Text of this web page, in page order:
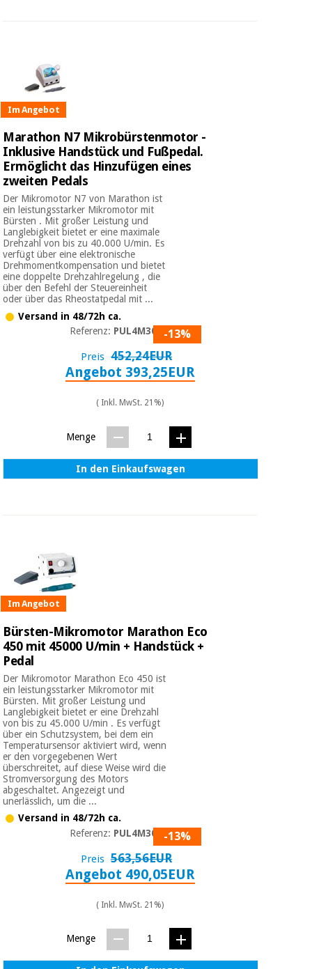
Im Angebot
Marathon N7 Mikrobürstenmotor -
Inklusive Handstück und Fußpedal.
Ermöglicht das Hinzufügen eines
zweiten Pedals
Der Mikromotor N7 von Marathon ist
ein leistungsstarker Mikromotor mit
Bürsten . Mit großer Leistung und
Langlebigkeit bietet er eine maximale
Drehzahl von bis zu 40.000 U/min. Es
verfügt über eine elektronische
Drehmomentkompensation und bietet
eine doppelte Drehzahlregelung , die
über den Befehl der Steuereinheit
oder über das Rheostatpedal mit ...
Versand in 48/72h ca.
Referenz: PUL4M3060-13%
Preis 452,24EUR
Angebot 393,25EUR
( Inkl. MwSt. 21%)
Menge
In den Einkaufswagen
Im Angebot
Bürsten-Mikromotor Marathon Eco
450 mit 45000 U/min + Handstück +
Pedal
Der Mikromotor Marathon Eco 450 ist
ein leistungsstarker Mikromotor mit
Bürsten. Mit großer Leistung und
Langlebigkeit bietet er eine Drehzahl
von bis zu 45.000 U/min . Es verfügt
über ein Schutzsystem, bei dem ein
Temperatursensor aktiviert wird, wenn
er den vorgegebenen Wert
überschreitet, auf diese Weise wird die
Stromversorgung des Motors
abgeschaltet. Angezeigt und
unerlässlich, um die ...
Versand in 48/72h ca.
Referenz: PUL4M3050-13%
Preis 563,56EUR
Angebot 490,05EUR
( Inkl. MwSt. 21%)
Menge